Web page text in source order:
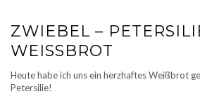
ZWIEBEL –
WEISSBROT
Heute habe ich uns ein herzhaftes Weißbrot
Petersilie!